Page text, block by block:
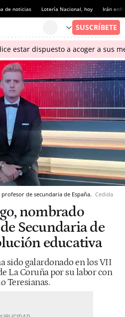
de noticias Lotería Nacional, hoy Irán
estar dispuesto a acoger a sus
de secundaria de España. Cedida
nombrado
Secundaria de
educativa
sido galardonado en los VII
La Coruña por su labor con
Teresianas.